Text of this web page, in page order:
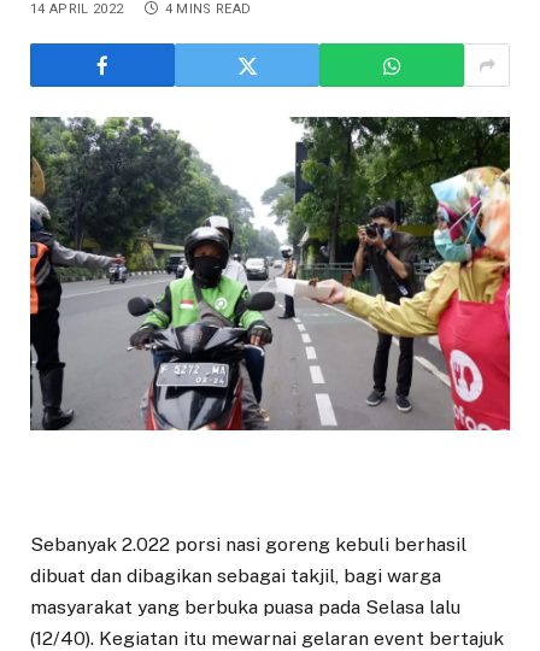
14 APRIL 2022 4 MINS READ
Sebanyak 2.022 porsi nasi goreng kebuli berhasil
dibuat dan dibagikan sebagai takjil, bagi warga
masyarakat yang berbuka puasa pada Selasa lalu
(12/40). Kegiatan itu mewarnai gelaran event bertajuk